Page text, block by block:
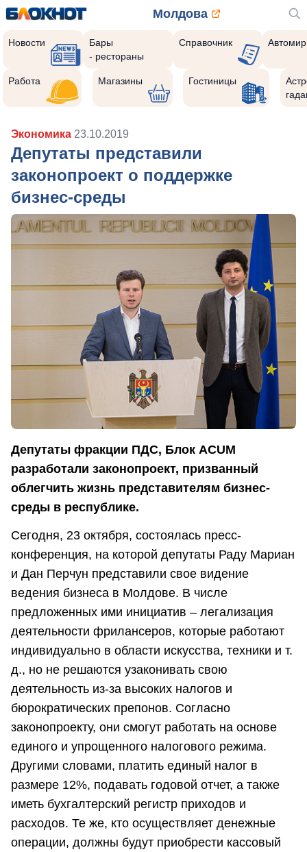
Молдова
Новости
Бары
- рестораны
Справочник Автомир
Работа Магазины Гостиницы
Экономика 23.10.2019
Депутаты представили
законопроект о поддержке
бизнес-среды
Депутаты фракции ПДС, Блок ACUM
разработали законопроект, призванный
облегчить жизнь представителям бизнес-
среды в республике.
Сегодня, 23 октября, состоялась пресс-
конференция, на которой депутаты Раду Мариан
и Дан Перчун представили свое видение
ведения бизнеса в Молдове. В числе
предложенных ими инициатив – легализация
деятельности фрилансеров, которые работают
индивидуально в области искусства, техники и т.
д., но не решаются узаконивать свою
деятельность из-за высоких налогов и
бюрократических препонов. Согласно
законопроекту, они смогут работать на основе
единого и упрощенного налогового режима.
Другими словами, платить единый налог в
размере 12%, подавать годовой отчет, а также
иметь бухгалтерский регистр приходов и
расходов. Те же, кто осуществляет денежные
операции, должны будут приобрести кассовый